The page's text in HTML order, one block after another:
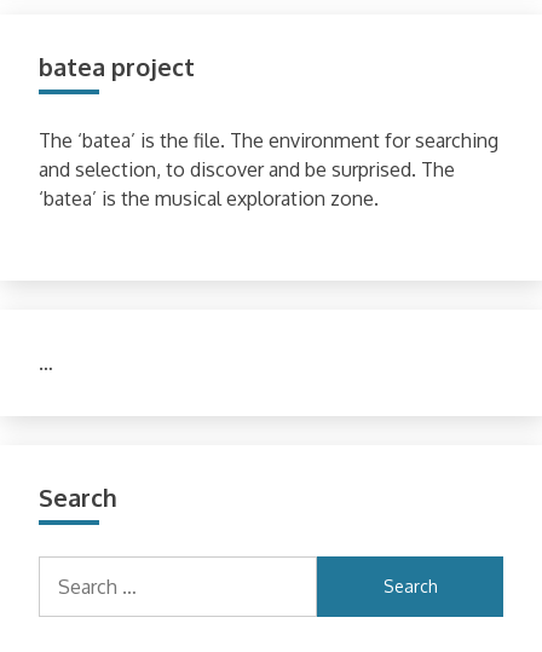
batea project
The ‘batea’ is the file. The environment for searching
and selection, to discover and be surprised. The
‘batea’ is the musical exploration zone.
…
Search
for: